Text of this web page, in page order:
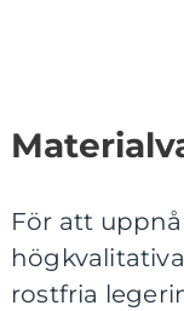
För att
rostfria